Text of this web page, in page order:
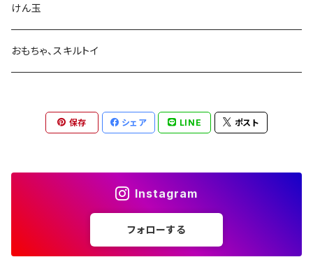
ヨーヨーリクリエーション/yoyorecreation
スピンギア/SPINGEAR
アウフヘーベン/Aufheben
フェアリークリスタルラボ/Fairy Crystal Lab
エンブリオ / embryo
けん玉
おもちゃ、スキルトイ
保存 シェア LINE ポスト
Instagram
フォローする